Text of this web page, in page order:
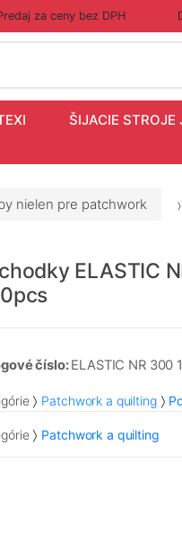
za ceny bez DPH
ŠIJACIE STROJE
nielen pre patchwork
ELASTIC
číslo:ELASTIC NR 300
Patchwork a quilting
Patchwork a quilting